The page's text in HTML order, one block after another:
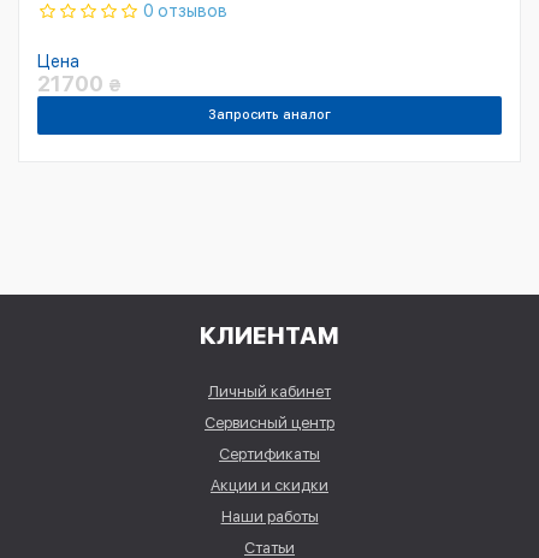
0 отзывов
Цена
21700 ₴
Запросить аналог
КЛИЕНТАМ
Личный кабинет
Сервисный центр
Сертификаты
Акции и скидки
Наши работы
Статьи